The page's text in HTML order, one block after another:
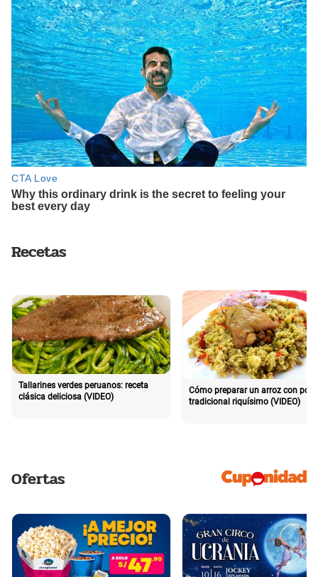
Recetas
Tallarines verdes peruanos: receta
clásica deliciosa (VIDEO)
Cómo preparar un arroz con pollo
tradicional riquísimo (VIDEO)
Ofertas